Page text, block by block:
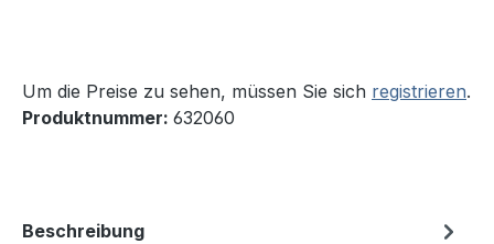
Um die Preise zu sehen, müssen Sie sich registrieren.
Produktnummer: 632060
Beschreibung